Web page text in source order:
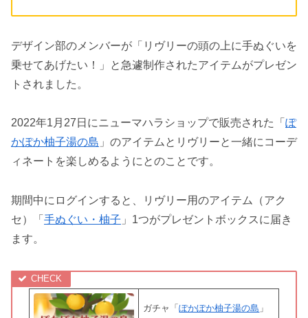
デザイン部のメンバーが「リヴリーの頭の上に手ぬぐいを
乗せてあげたい！」と急遽制作されたアイテムがプレゼン
トされました。
2022年1月27日にニューマハラショップで販売された「 ぽ
かぽか柚子湯の島 」のアイテムとリヴリーと一緒にコーデ
ィネートを楽しめるようにとのことです。
期間中にログインすると、リヴリー用のアイテム（アク
セ）「 手ぬぐい・柚子 」1つがプレゼントボックスに届き
ます。
ガチャ「ぽかぽか柚子湯の島 」